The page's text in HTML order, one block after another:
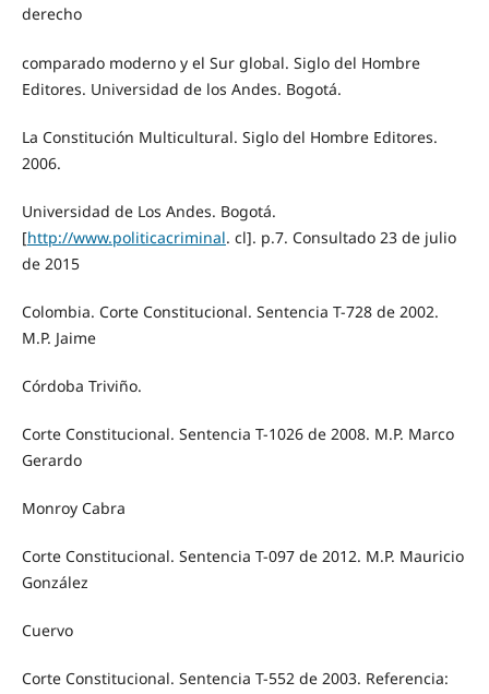
derecho
comparado moderno y el Sur global. Siglo del Hombre
Editores. Universidad de los Andes. Bogotá.
La Constitución Multicultural. Siglo del Hombre Editores.
2006.
Universidad de Los Andes. Bogotá.
[http://www.politicacriminal. cl]. p.7. Consultado 23 de julio
de 2015
Colombia. Corte Constitucional. Sentencia T-728 de 2002.
M.P. Jaime
Córdoba Triviño.
Corte Constitucional. Sentencia T-1026 de 2008. M.P. Marco
Gerardo
Monroy Cabra
Corte Constitucional. Sentencia T-097 de 2012. M.P. Mauricio
González
Cuervo
Corte Constitucional. Sentencia T-552 de 2003. Referencia: